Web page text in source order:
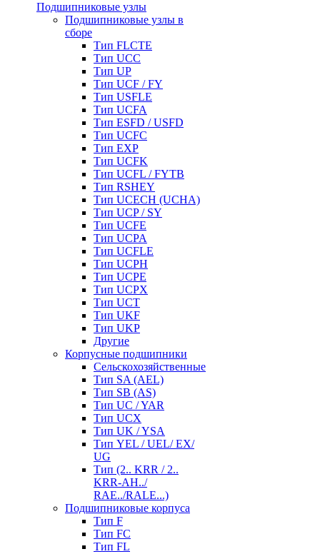
Подшипниковые узлы
Подшипниковые узлы в
сборе
Тип FLCTE
Тип UCC
Тип UP
Тип UCF / FY
Тип USFLE
Тип UCFA
Тип ESFD / USFD
Тип UCFC
Тип EXP
Тип UCFK
Тип UCFL / FYTB
Тип RSHEY
Тип UCECH (UCHA)
Тип UCP / SY
Тип UCFE
Тип UCPA
Тип UCFLE
Тип UCPH
Тип UCPE
Тип UCPX
Тип UCT
Тип UKF
Тип UKP
Другие
Корпусные подшипники
Сельскохозяйственные
Тип SA (AEL)
Тип SB (AS)
Тип UC / YAR
Тип UCX
Тип UK / YSA
Тип YEL / UEL/ EX/
UG
Тип (2.. KRR / 2..
KRR-AH../
RAE../RALE...)
Подшипниковые корпуса
Тип F
Тип FC
Тип FL